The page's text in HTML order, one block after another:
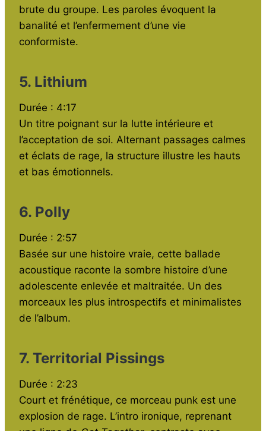
brute du groupe. Les paroles évoquent la
banalité et l’enfermement d’une vie
conformiste.
5. Lithium
Durée : 4:17
Un titre poignant sur la lutte intérieure et
l’acceptation de soi. Alternant passages calmes
et éclats de rage, la structure illustre les hauts
et bas émotionnels.
6. Polly
Durée : 2:57
Basée sur une histoire vraie, cette ballade
acoustique raconte la sombre histoire d’une
adolescente enlevée et maltraitée. Un des
morceaux les plus introspectifs et minimalistes
de l’album.
7. Territorial Pissings
Durée : 2:23
Court et frénétique, ce morceau punk est une
explosion de rage. L’intro ironique, reprenant